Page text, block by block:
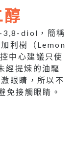
3,8-diol，簡稱
利樹（Lemon
中心建議只使
經提煉的油驅
眼睛，所以不
免接觸眼睛。